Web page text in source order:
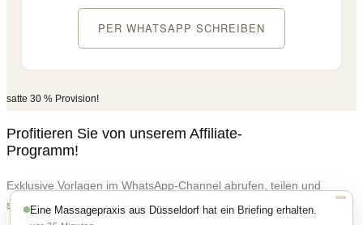
PER WHATSAPP SCHREIBEN
Eine Massagepraxis aus Düsseldorf hat ein Briefing erhalten.
satte 30 % Provision!
Profitieren Sie von unserem Affiliate-
Programm!
Exklusive Vorlagen im WhatsApp-Channel abrufen, teilen und
sofort mitverdienen – einfacher kann Erfolg nicht sein!